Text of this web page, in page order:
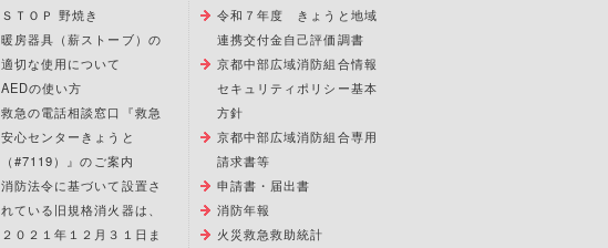
ＳＴＯＰ 野焼き
暖房器具（薪ストーブ）の
適切な使用について
AEDの使い方
救急の電話相談窓口『救急
安心センターきょうと
（#7119）』のご案内
消防法令に基づいて設置さ
れている旧規格消火器は、
２０２１年１２月３１日ま
令和７年度 きょうと地域
連携交付金自己評価調書
京都中部広域消防組合情報
セキュリティポリシー基本
方針
京都中部広域消防組合専用
請求書等
申請書・届出書
消防年報
火災救急救助統計